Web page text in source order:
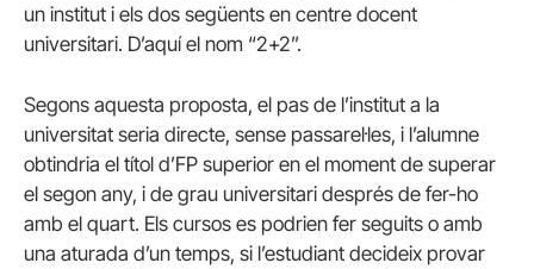
un institut i els dos següents en centre docent
universitari. D’aquí el nom “2+2”.
Segons aquesta proposta, el pas de l’institut a la
universitat seria directe, sense passarel·les, i l’alumne
obtindria el títol d’FP superior en el moment de superar
el segon any, i de grau universitari després de fer-ho
amb el quart. Els cursos es podrien fer seguits o amb
una aturada d’un temps, si l’estudiant decideix provar